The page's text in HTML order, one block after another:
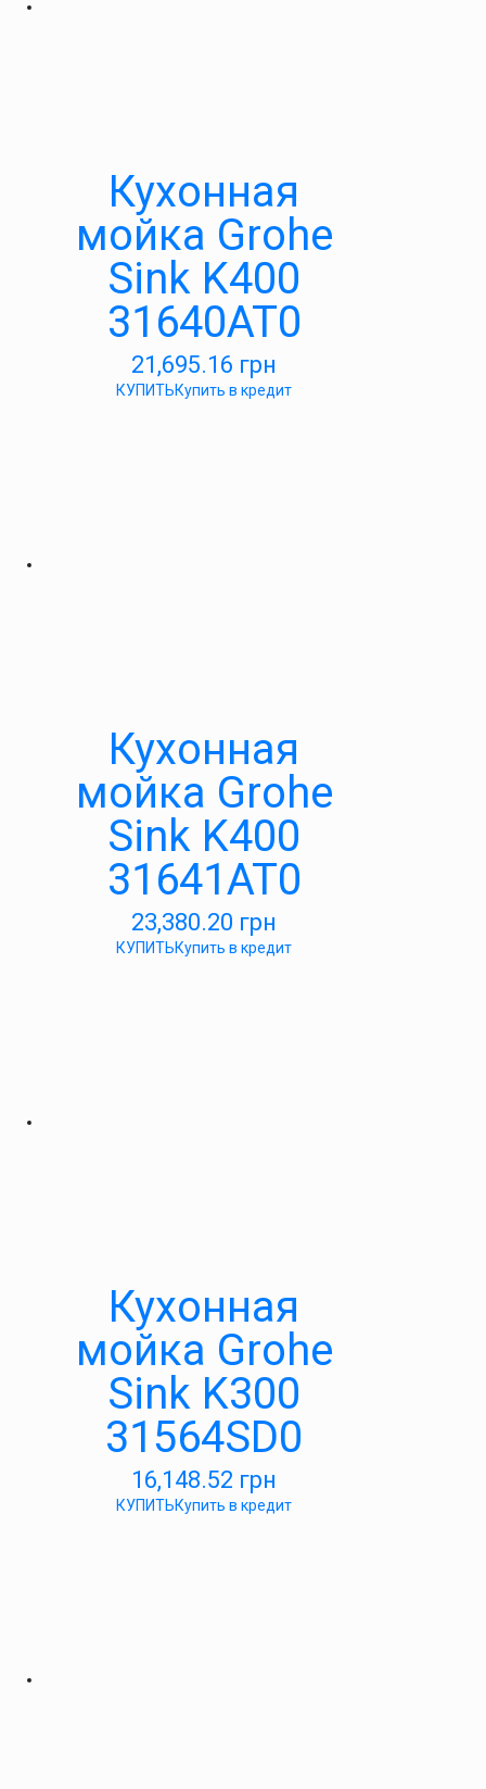
Кухонная
мойка Grohe
Sink K400
31640AT0
21,695.16 грн
КУПИТЬКупить в кредит
Кухонная
мойка Grohe
Sink K400
31641AT0
23,380.20 грн
КУПИТЬКупить в кредит
Кухонная
мойка Grohe
Sink K300
31564SD0
16,148.52 грн
КУПИТЬКупить в кредит